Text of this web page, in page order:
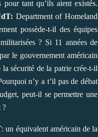
tant qu’ils aient existés.
Department of Homeland
possède-t-il des équipes
? Si 11 années de
le gouvernement américain
sécurité de la patrie crée-t-il
n’y a t’il pas de débat
peut-il se permettre une
?
: un équivalent américain de la